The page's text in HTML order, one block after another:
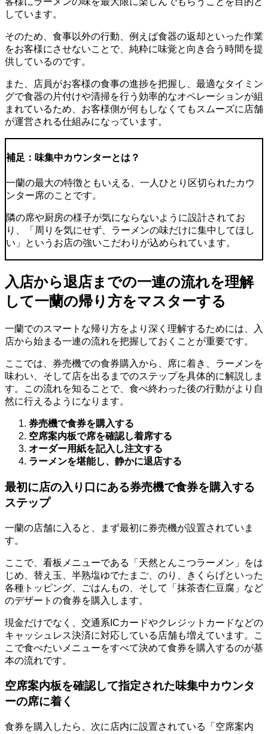
しています。
そのため、食事以外の行動、例えば食器の返却といった作業
をお客様にさせないことで、純粋に味覚と向き合う時間を提
供しているのです。
また、店員がお客様の食事の進捗を把握し、最適なタイミン
グで食器の片付けや清掃を行う効率的なオペレーションが組
まれているため、 お客様側が何もしなくてもスムーズに店舗
が運営される仕組みになっています。
補足：味集中カウンターとは？
一蘭の最大の特徴ともいえる、一人ひとり区切られたカウ
ンター席のことです。
隣の席や厨房の様子が気にならないように設計されてお
り、「周りを気にせず、ラーメンの味だけに集中してほし
い」というお店の強いこだわりが込められています。
入店から退店までの一連の流れを理解
して一蘭の帰り方をマスターする
一蘭でのスマートな帰り方をより深く理解するためには、入
店から始まる一連の流れを把握しておくことが重要です。
ここでは、券売機での食券購入から、席に着き、ラーメンを
味わい、そして店を出るまでのステップを具体的に解説しま
す。この流れを知ることで、食べ終わった後の行動がより自
然に行えるようになります。
券売機で食券を購入する
空席案内板で席を確認し着席する
オーダー用紙を記入し注文する
ラーメンを堪能し、静かに退店する
最初に店の入り口にある券売機で食券を購入する
ステップ
一蘭の店舗に入ると、まず最初に券売機が設置されていま
す。
ここで、看板メニューである「天然とんこつラーメン」をは
じめ、替え玉、半熟塩ゆでたまご、のり、きくらげといった
各種トッピング、ごはんもの、そして「抹茶杏仁豆腐」など
のデザートの食券を購入します。
現金だけでなく、交通系ICカードやクレジットカードなどの
キャッシュレス決済に対応している店舗も増えています。
こ
こで食べたいメニューをすべて決めて食券を購入するのが基
本の流れです。
空席案内板を確認して指定された味集中カウンタ
ーの席に着く
食券を購入したら、次に店内に設置されている「空席案内